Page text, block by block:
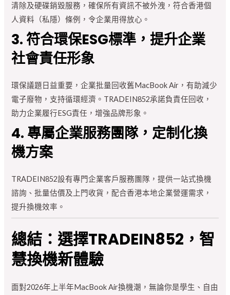
清除及硬碟銷毀服務，確保所有資訊不被外洩，符合香港個
人資料（私隱）條例，令企業用得放心。
3. 符合環保ESG標準，提升企業
社會責任形象
環保議題日益重要，企業批量回收舊MacBook Air，有助減少
電子廢物，支持循環經濟。TRADEIN852承諾負責任回收，
助力企業履行ESG責任，增強品牌形象。
4. 專屬企業服務團隊，定制化換
機方案
TRADEIN852設有專門企業客戶服務團隊，提供一站式換機
諮詢、批量估價及上門收貨，配合香港本地企業營運需求，
提升換機效率。
總結：選擇TRADEIN852，智
慧換機新體驗
面對2026年上半年MacBook Air換機潮，無論你是學生、自由